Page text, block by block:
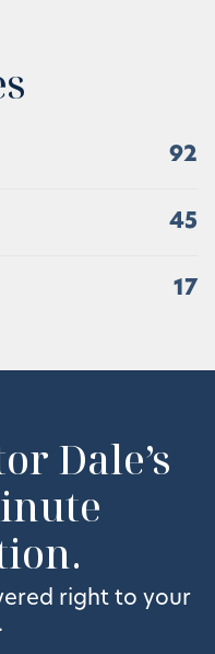
92
45
17
Dale’s
right to your